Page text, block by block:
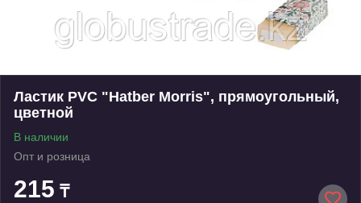
Ластик PVC "Hatber Morris", прямоугольный,
цветной
В наличии
Опт и розница
215 ₸